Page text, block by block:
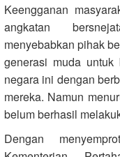
Keengganan
angkatan
menyebabkan pihak
generasi muda
negara ini dengan
mereka. Namun
belum berhasil
Dengan